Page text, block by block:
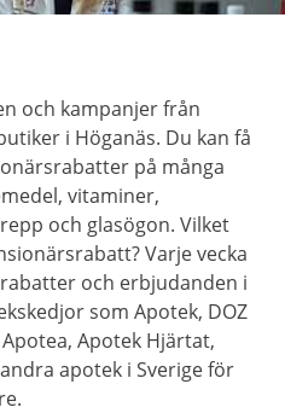
och kampanjer från
i Höganäs. Du kan få
på många
vitaminer,
och glasögon. Vilket
Varje vecka
och erbjudanden i
som Apotek, DOZ
Apotek Hjärtat,
apotek i Sverige för